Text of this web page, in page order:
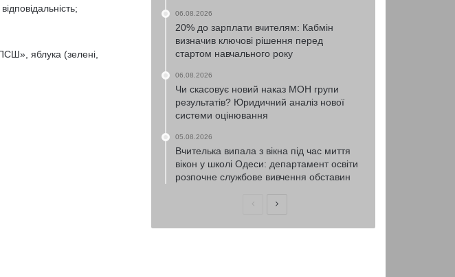
яблука (зелені,
06.08.2026
20% до зарплати вчителям: Кабмін
визначив ключові рішення перед
стартом навчального року
06.08.2026
Чи скасовує новий наказ МОН групи
результатів? Юридичний аналіз нової
системи оцінювання
05.08.2026
Вчителька випала з вікна під час миття
вікон у школі Одеси: департамент освіти
розпочне службове вивчення обставин
ПопередняНаступна